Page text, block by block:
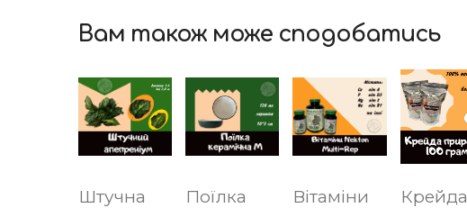
Вам також може сподобатись
Штучна
Поїлка
Вітаміни
Крейда